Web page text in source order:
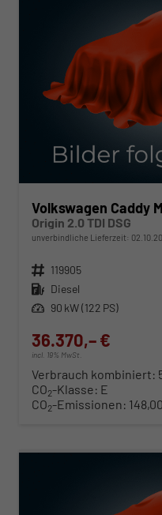
Volkswagen Caddy
Origin 2.0 TDI DSG
unverbindliche Lieferzeit:
Fahrzeugnr. 119905
Kraftstoff Diesel
Leistung 90 kW (122 PS)
36.370,– €
incl. 19% MwSt.
Verbrauch kombiniert:
CO2-Klasse: E
CO2-Emissionen: